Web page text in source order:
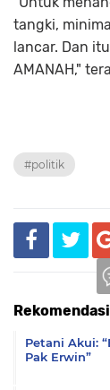
tangki,
lancar. Dan
AMANAH,"
#politik
Petani Akui:
Pak Erwin”